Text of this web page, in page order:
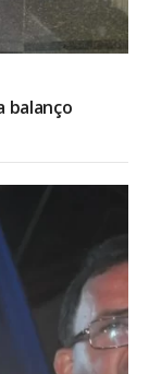
balanço